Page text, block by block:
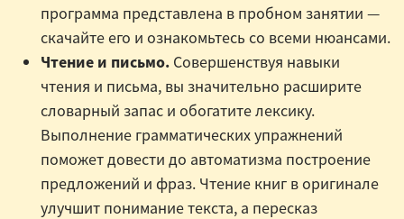
программа представлена в пробном занятии —
скачайте его и ознакомьтесь со всеми нюансами.
Чтение и письмо. Совершенствуя навыки
чтения и письма, вы значительно расширите
словарный запас и обогатите лексику.
Выполнение грамматических упражнений
поможет довести до автоматизма построение
предложений и фраз. Чтение книг в оригинале
улучшит понимание текста, а пересказ